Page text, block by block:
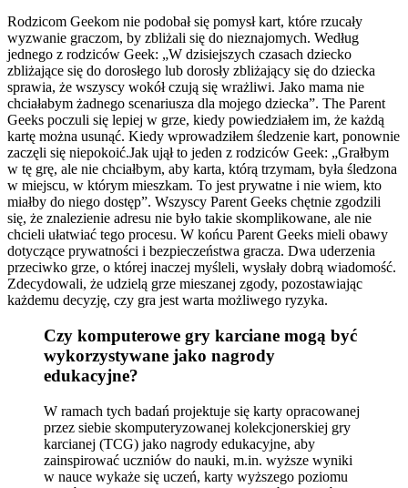
Rodzicom Geekom nie podobał się pomysł kart, które rzucały
wyzwanie graczom, by zbliżali się do nieznajomych. Według
jednego z rodziców Geek: „W dzisiejszych czasach dziecko
zbliżające się do dorosłego lub dorosły zbliżający się do dziecka
sprawia, że ​​wszyscy wokół czują się wrażliwi. Jako mama nie
chciałabym żadnego scenariusza dla mojego dziecka”. The Parent
Geeks poczuli się lepiej w grze, kiedy powiedziałem im, że każdą
kartę można usunąć. Kiedy wprowadziłem śledzenie kart, ponownie
zaczęli się niepokoić.Jak ujął to jeden z rodziców Geek: „Grałbym
w tę grę, ale nie chciałbym, aby karta, którą trzymam, była śledzona
w miejscu, w którym mieszkam. To jest prywatne i nie wiem, kto
miałby do niego dostęp”. Wszyscy Parent Geeks chętnie zgodzili
się, że znalezienie adresu nie było takie skomplikowane, ale nie
chcieli ułatwiać tego procesu. W końcu Parent Geeks mieli obawy
dotyczące prywatności i bezpieczeństwa gracza. Dwa uderzenia
przeciwko grze, o której inaczej myśleli, wysłały dobrą wiadomość.
Zdecydowali, że udzielą grze mieszanej zgody, pozostawiając
każdemu decyzję, czy gra jest warta możliwego ryzyka.
Czy komputerowe gry karciane mogą być
wykorzystywane jako nagrody
edukacyjne?
W ramach tych badań projektuje się karty opracowanej
przez siebie skomputeryzowanej kolekcjonerskiej gry
karcianej (TCG) jako nagrody edukacyjne, aby
zainspirować uczniów do nauki, m.in. wyższe wyniki
w nauce wykaże się uczeń, karty wyższego poziomu